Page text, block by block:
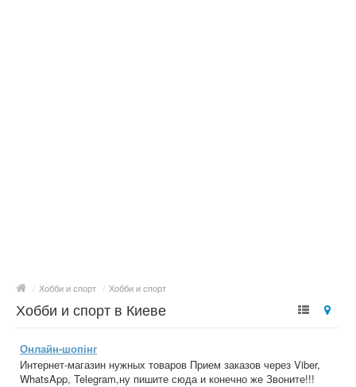
/ Хобби и спорт / Хобби и спорт
Хобби и спорт в Киеве
Онлайн-шопінг
Интернет-магазин нужных товаров Прием заказов через Viber,
WhatsApp, Telegram,ну пишите сюда и конечно же Звоните!!!